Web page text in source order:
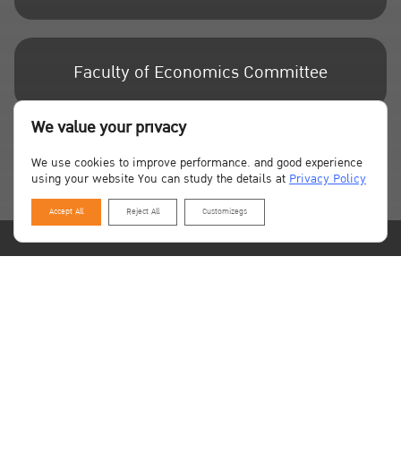
Faculty of Economics Committee
Board of Directors
We value your privacy
We use cookies to improve performance. and good experience
using your website You can study the details atPrivacy Policy
Accept All Reject All Customizegs